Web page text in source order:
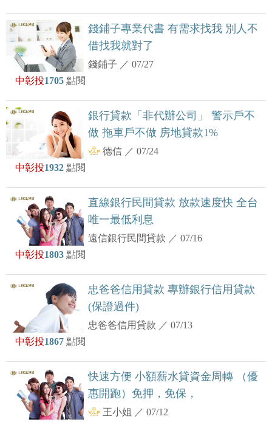
錢鋪子專業代書 有需求找我 別人不
借找我就對了
錢鋪子 ／07/27
中彰投1705 點閱
銀行貸款「非代辦公司」 警示戶不
做 拖車戶不做 房地貸款1%
德信 ／07/24
中彰投1932 點閱
直線銀行民間貸款 放款速度快 全台
唯一最低利息
遠信銀行民間貸款 ／07/16
中彰投1803 點閱
忠爸爸信用貸款 專辦銀行信用貸款
(保證過件)
忠爸爸信用貸款 ／07/13
中彰投1867 點閱
快速方便 小額薪水貸資金周轉 （優
惠開跑）免押，免保，
王小姐 ／07/12